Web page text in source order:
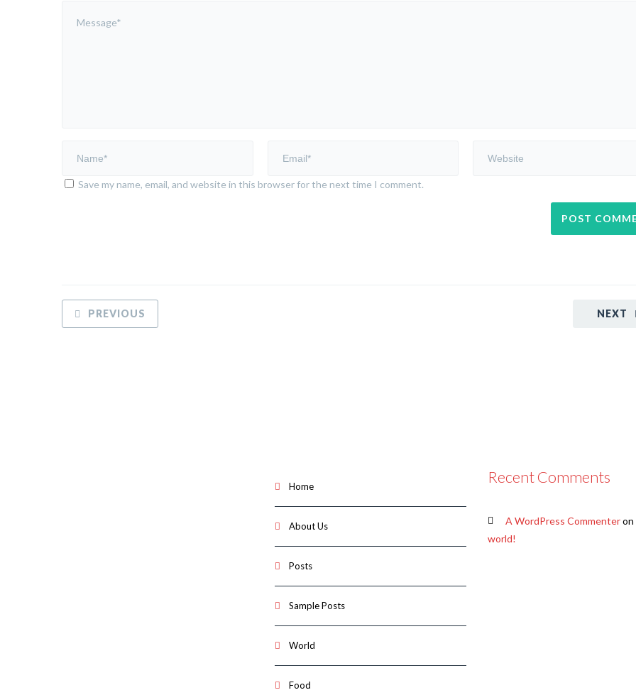
Save my name, email, and website in this browser for the next time I comment.
NEXT
PREVIOUS
Home
About Us
Posts
Sample Posts
World
Food
Recent Comments
A WordPress Commenteron
world!